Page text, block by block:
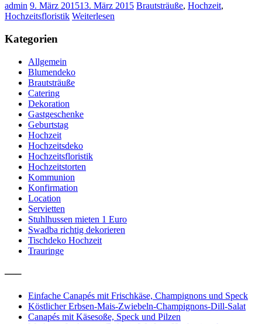
admin 9. März 201513. März 2015 Brautsträuße, Hochzeit,
Hochzeitsfloristik Weiterlesen
Kategorien
Allgemein
Blumendeko
Brautsträuße
Catering
Dekoration
Gastgeschenke
Geburtstag
Hochzeit
Hochzeitsdeko
Hochzeitsfloristik
Hochzeitstorten
Kommunion
Konfirmation
Location
Servietten
Stuhlhussen mieten 1 Euro
Swadba richtig dekorieren
Tischdeko Hochzeit
Trauringe
—–
Einfache Canapés mit Frischkäse, Champignons und Speck
Köstlicher Erbsen-Mais-Zwiebeln-Champignons-Dill-Salat
Canapés mit Käsesoße, Speck und Pilzen